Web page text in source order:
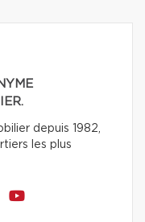
depuis 1982,
les plus